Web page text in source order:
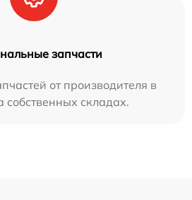
запчасти
от производителя в
собственных складах.